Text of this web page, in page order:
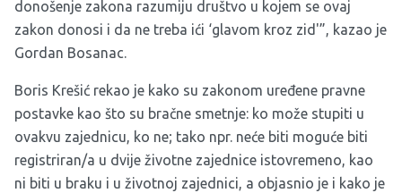
donošenje zakona razumiju društvo u kojem se ovaj
zakon donosi i da ne treba ići ‘glavom kroz zid'”, kazao je
Gordan Bosanac.
Boris Krešić rekao je kako su zakonom uređene pravne
postavke kao što su bračne smetnje: ko može stupiti u
ovakvu zajednicu, ko ne; tako npr. neće biti moguće biti
registriran/a u dvije životne zajednice istovremeno, kao
ni biti u braku i u životnoj zajednici, a objasnio je i kako je